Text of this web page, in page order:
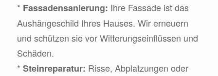
* Fassadensanierung: Ihre Fassade ist das
Aushängeschild Ihres Hauses. Wir erneuern
und schützen sie vor Witterungseinflüssen und
Schäden.
* Steinreparatur: Risse, Abplatzungen oder